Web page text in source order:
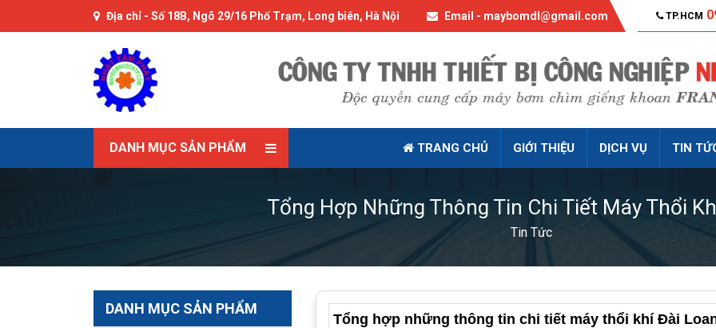
Địa chỉ - Số 18B, Ngõ 29/16 Phố Trạm, Long biên, Hà Nội Email - maybomdl@gmail.com TP.HCM
DANH MỤC SẢN PHẨM TRANG CHỦ GIỚI THIỆU DỊCH VỤ TIN
Tổng Hợp Những Thông Tin Chi Tiết Máy Thổi
Tin Tức
DANH MỤC SẢN PHẨM
Tổng hợp những thông tin chi tiết máy thổi khí Đài